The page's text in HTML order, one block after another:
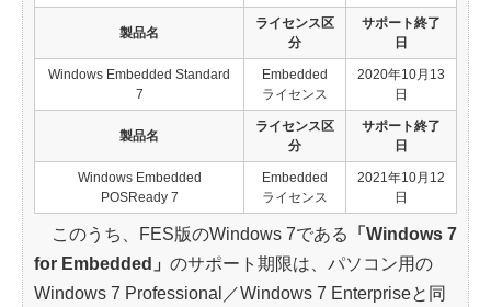
製品名
ライセンス区
分
サポート終了
日
Windows Embedded Standard
7
Embedded
ライセンス
2020年10月13
日
製品名
ライセンス区
分
サポート終了
日
Windows Embedded
POSReady 7
Embedded
ライセンス
2021年10月12
日
このうち、FES版のWindows 7である
「Windows 7
for Embedded」 のサポート期限は、パソコン用の
Windows 7 Professional／Windows 7 Enterpriseと同